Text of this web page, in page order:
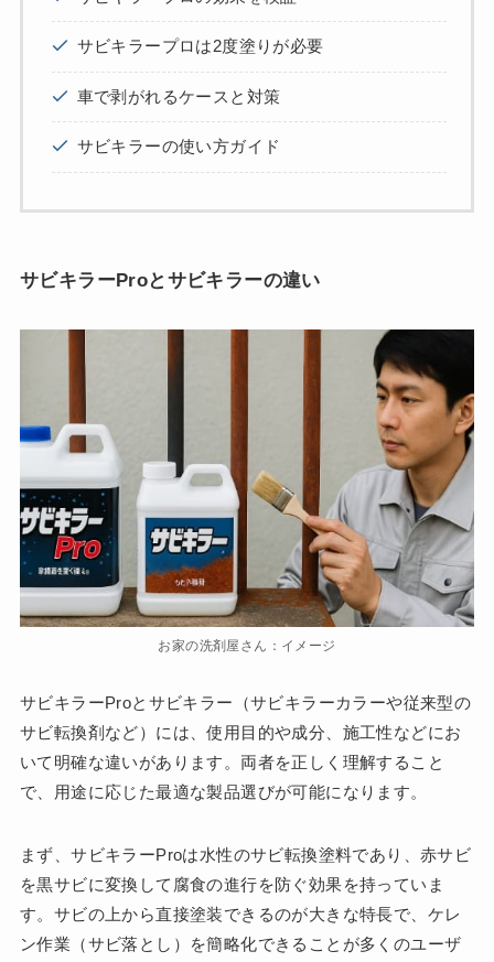
サビキラープロは2度塗りが必要
車で剥がれるケースと対策
サビキラーの使い方ガイド
サビキラーProとサビキラーの違い
お家の洗剤屋さん：イメージ
サビキラーProとサビキラー（サビキラーカラーや従来型の
サビ転換剤など）には、使用目的や成分、施工性などにお
いて明確な違いがあります。両者を正しく理解すること
で、用途に応じた最適な製品選びが可能になります。
まず、サビキラーProは水性のサビ転換塗料であり、赤サビ
を黒サビに変換して腐食の進行を防ぐ効果を持っていま
す。サビの上から直接塗装できるのが大きな特長で、ケレ
ン作業（サビ落とし）を簡略化できることが多くのユーザ